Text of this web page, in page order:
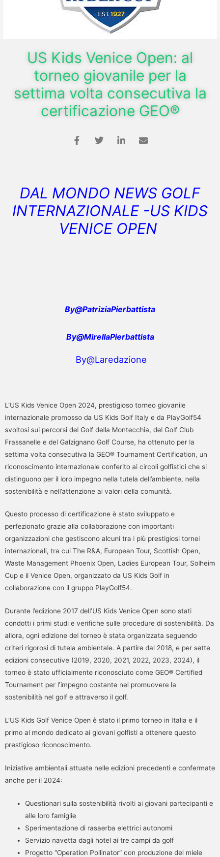
US Kids Venice Open: al
torneo giovanile per la
settima volta consecutiva la
certificazione GEO®
DAL MONDO NEWS GOLF
INTERNAZIONALE -US KIDS
VENICE OPEN
By@PatriziaPierbattista
By@MirellaPierbattista
By@Laredazione
L’US Kids Venice Open 2024, prestigioso torneo giovanile
internazionale promosso da US Kids Golf Italy e da PlayGolf54
svoltosi sui percorsi del Golf della Montecchia, del Golf Club
Frassanelle e del Galzignano Golf Course, ha ottenuto per la
settima volta consecutiva la GEO® Tournament Certification, un
riconoscimento internazionale conferito ai circoli golfistici che si
distinguono per il loro impegno nella tutela dell’ambiente, nella
sostenibilità e nell’attenzione ai valori della comunità.
Questo processo di certificazione è stato sviluppato e
perfezionato grazie alla collaborazione con importanti
organizzazioni che gestiscono alcuni tra i più prestigiosi tornei
internazionali, tra cui The R&A, European Tour, Scottish Open,
Waste Management Phoenix Open, Ladies European Tour, Solheim
Cup e il Venice Open, organizzato da US Kids Golf in
collaborazione con il gruppo PlayGolf54.
Durante l’edizione 2017 dell’US Kids Venice Open sono stati
condotti i primi studi e verifiche sulle procedure di sostenibilità. Da
allora, ogni edizione del torneo è stata organizzata seguendo
criteri rigorosi di tutela ambientale. A partire dal 2018, e per sette
edizioni consecutive (2019, 2020, 2021, 2022, 2023, 2024), il
torneo è stato ufficialmente riconosciuto come GEO® Certified
Tournament per l’impegno costante nel promuovere la
sostenibilità nel golf e attraverso il golf.
L’US Kids Golf Venice Open è stato il primo torneo in Italia e il
primo al mondo dedicato ai giovani golfisti a ottenere questo
prestigioso riconoscimento.
Iniziative ambientali attuate nelle edizioni precedenti e confermate
anche per il 2024:
Questionari sulla sostenibilità rivolti ai giovani partecipanti e
alle loro famiglie
Sperimentazione di rasaerba elettrici autonomi
Servizio navetta dagli hotel ai tre campi da golf
Progetto “Operation Pollinator” con produzione del miele